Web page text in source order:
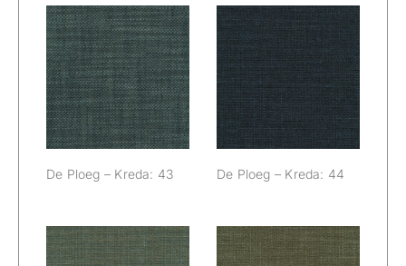
De Ploeg –
Kreda: 43
De Ploeg – Kreda: 43
De Ploeg –
Kreda: 44
De Ploeg – Kreda: 44